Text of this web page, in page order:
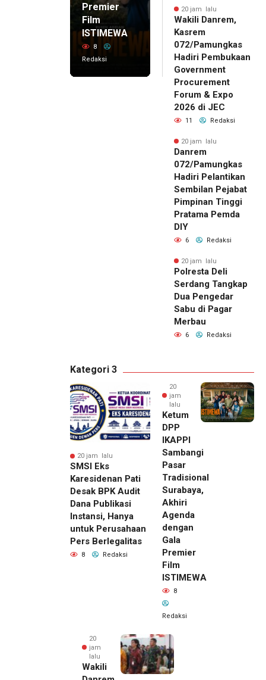
Premier
Film
ISTIMEWA
8
Redaksi
20 jam lalu
Wakili Danrem,
Kasrem
072/Pamungkas
Hadiri Pembukaan
Government
Procurement
Forum & Expo
2026 di JEC
11 Redaksi
20 jam lalu
Danrem
072/Pamungkas
Hadiri Pelantikan
Sembilan Pejabat
Pimpinan Tinggi
Pratama Pemda
DIY
6 Redaksi
20 jam lalu
Polresta Deli
Serdang Tangkap
Dua Pengedar
Sabu di Pagar
Merbau
6 Redaksi
Kategori 3
20 jam lalu
SMSI Eks
Karesidenan Pati
Desak BPK Audit
Dana Publikasi
Instansi, Hanya
untuk Perusahaan
Pers Berlegalitas
8 Redaksi
20
jam
lalu
Ketum
DPP
IKAPPI
Sambangi
Pasar
Tradisional
Surabaya,
Akhiri
Agenda
dengan
Gala
Premier
Film
ISTIMEWA
8
Redaksi
20
jam
lalu
Wakili